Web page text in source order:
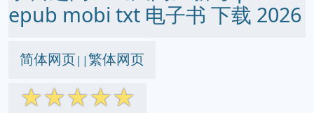
epub mobi txt 电子书 下载 2026
简体网页||繁体网页
☆☆☆☆☆